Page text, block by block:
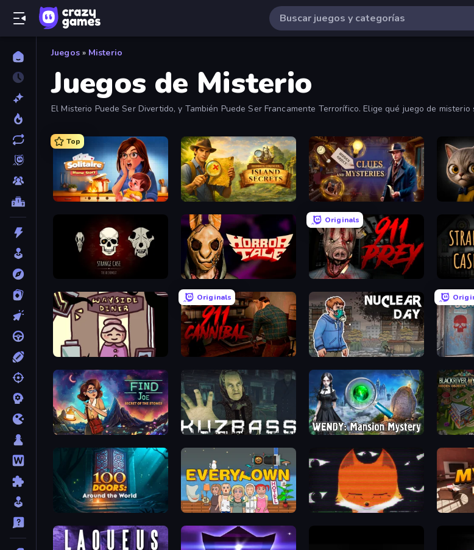
Juegos » Misterio
Juegos de Misterio
El Misterio Puede Ser Divertido, y También Puede Ser Francamente Terrorífico. Elige qué juego de
Top
Solitaire Home Story Hidden Objects: Island Secrets Hidden Object: Clues and Mysteries The Cat
Room Escape: Strange Case Horror Tale
Originals
911: Prey Escape
Diner in the Storm
Originals
911: Cannibal Nuclear Day Scary
Find Joe: Secret of The Stones Kuzbass Horror Wendy: Mansion Mystery
100 Doors: Around the World Everytown SYNTAXIA